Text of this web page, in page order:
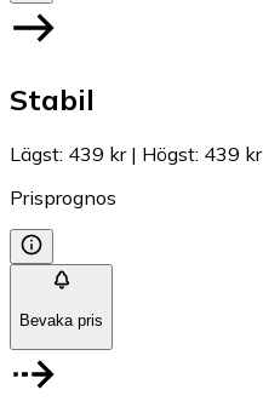
Stabil
Lägst: 439 kr| Högst: 439 kr
Prisprognos
Bevaka pris